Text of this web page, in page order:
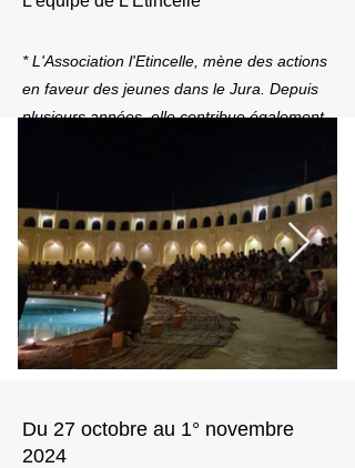
* L'Association l'Etincelle, mène des actions
en faveur des jeunes dans le Jura. Depuis
plusieurs années, elle contribue également
Du 27 octobre au 1° novembre
2024